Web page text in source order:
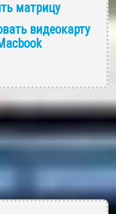
матрицу
видеокарту